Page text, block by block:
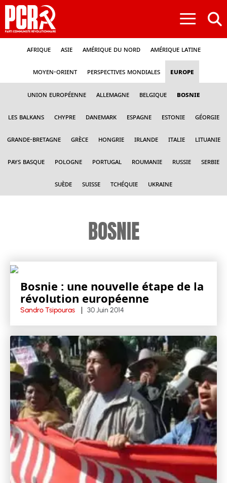
≡
Afrique Asie Amérique du nord Amérique latine
Moyen-Orient Perspectives mondiales Europe
Union Européenne Allemagne Belgique Bosnie
Les Balkans Chypre Danemark Espagne Estonie Géorgie
Grande-Bretagne Grèce Hongrie Irlande Italie Lituanie
Pays Basque Pologne Portugal Roumanie Russie Serbie
Suède Suisse Tchéquie Ukraine
BOSNIE
Bosnie : une nouvelle étape de la
révolution européenne
Sandro Tsipouras 30 Juin 2014